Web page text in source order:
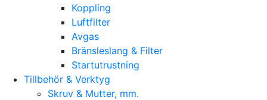
Koppling
Luftfilter
Avgas
Bränsleslang & Filter
Startutrustning
Tillbehör & Verktyg
Skruv & Mutter, mm.